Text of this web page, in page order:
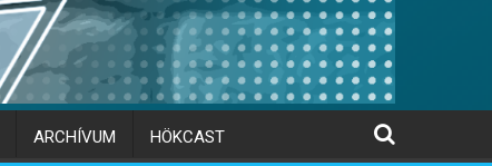
ARCHÍVUM HÖKCAST